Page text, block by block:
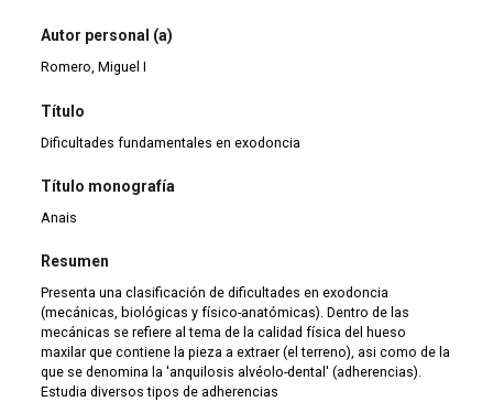
Autor personal (a)
Romero, Miguel I
Título
Dificultades fundamentales en exodoncia
Título monografía
Anais
Resumen
Presenta una clasificación de dificultades en exodoncia
(mecánicas, biológicas y físico-anatómicas). Dentro de las
mecánicas se refiere al tema de la calidad física del hueso
maxilar que contiene la pieza a extraer (el terreno), asi como de la
que se denomina la 'anquilosis alvéolo-dental' (adherencias).
Estudia diversos tipos de adherencias